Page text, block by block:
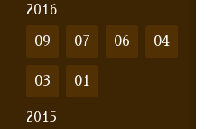
2016
09 07 06 04
03 01
2015